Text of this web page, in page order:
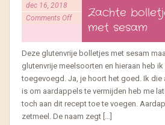
dec 16, 2018
Comments Off
Zachte
met sesam
Deze glutenvrije bolletjes met sesam
glutenvrije meelsoorten en hieraan heb
toegevoegd. Ja, je hoort het goed. Ik
is om aardappels te vermijden heb me
toch aan dit recept toe te voegen.
zetmeel. De naam zegt […]